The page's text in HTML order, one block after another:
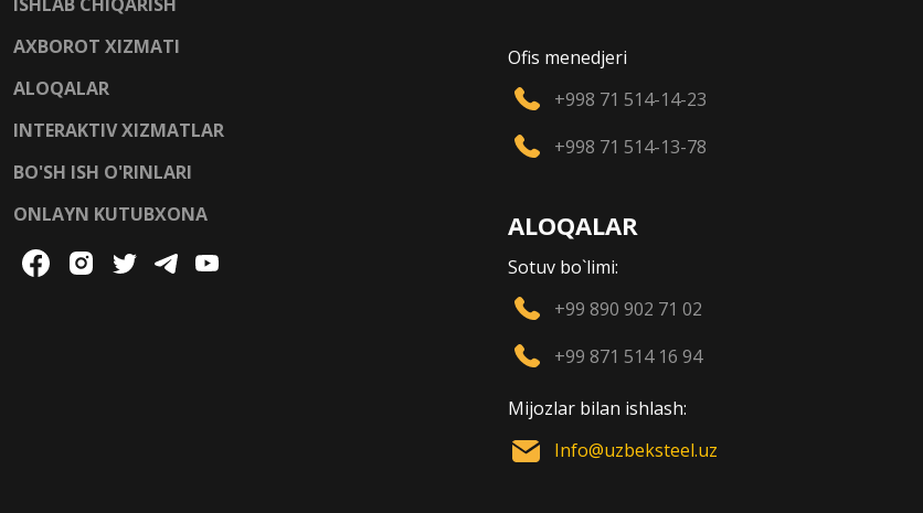
AXBOROT XIZMATI
ALOQALAR
INTERAKTIV XIZMATLAR
BO'SH ISH O'RINLARI
ONLAYN KUTUBXONA
Ofis menedjeri
+998 71 514-14-23
+998 71 514-13-78
ALOQALAR
Sotuv bo`limi:
+99 890 902 71 02
+99 871 514 16 94
Mijozlar bilan ishlash:
Info@uzbeksteel.uz